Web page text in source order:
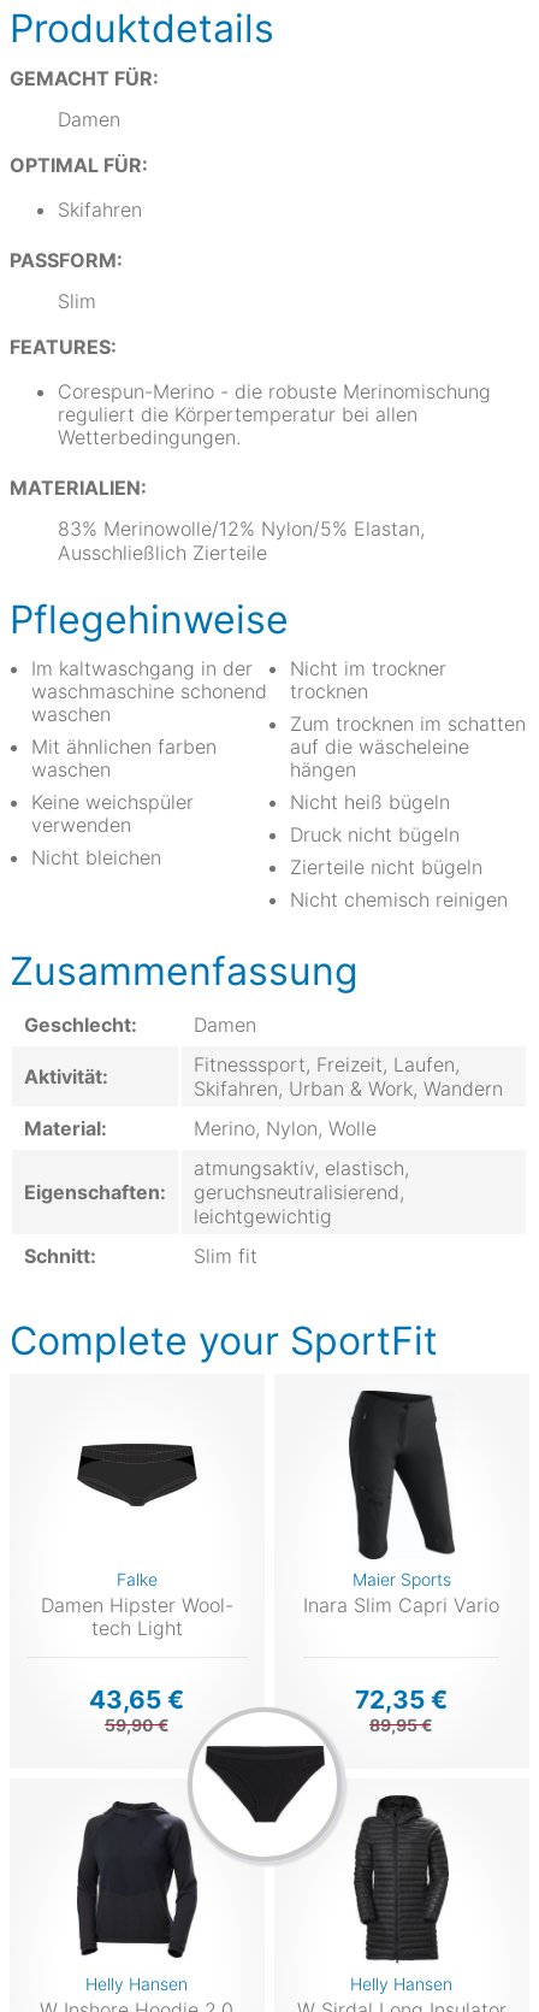
Produktdetails
GEMACHT FÜR:
Damen
OPTIMAL FÜR:
Skifahren
PASSFORM:
Slim
FEATURES:
Corespun-Merino - die robuste Merinomischung
reguliert die Körpertemperatur bei allen
Wetterbedingungen.
MATERIALIEN:
83% Merinowolle/12% Nylon/5% Elastan,
Ausschließlich Zierteile
Pflegehinweise
Im kaltwaschgang in der
waschmaschine schonend
waschen
Mit ähnlichen farben
waschen
Keine weichspüler
verwenden
Nicht bleichen
Nicht im trockner
trocknen
Zum trocknen im schatten
auf die wäscheleine
hängen
Nicht heiß bügeln
Druck nicht bügeln
Zierteile nicht bügeln
Nicht chemisch reinigen
Zusammenfassung
Geschlecht: Damen
Aktivität:
Fitnesssport, Freizeit, Laufen,
Skifahren, Urban & Work, Wandern
Material:
Merino, Nylon, Wolle
Eigenschaften:
atmungsaktiv, elastisch,
geruchsneutralisierend,
leichtgewichtig
Schnitt:
Slim fit
Complete your SportFit
Falke
Damen Hipster Wool-
tech Light
43,65 €
59,90 €
Maier Sports
Inara Slim Capri Vario
72,35 €
89,95 €
Helly Hansen Helly Hansen